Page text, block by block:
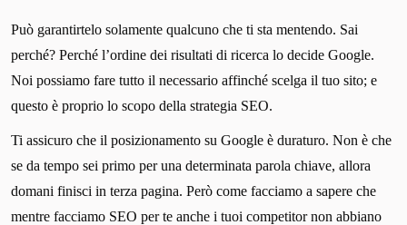
Può garantirtelo solamente qualcuno che ti sta mentendo. Sai
perché? Perché l’ordine dei risultati di ricerca lo decide Google.
Noi possiamo fare tutto il necessario affinché scelga il tuo sito; e
questo è proprio lo scopo della strategia SEO.
Ti assicuro che il posizionamento su Google è duraturo. Non è che
se da tempo sei primo per una determinata parola chiave, allora
domani finisci in terza pagina. Però come facciamo a sapere che
mentre facciamo SEO per te anche i tuoi competitor non abbiano